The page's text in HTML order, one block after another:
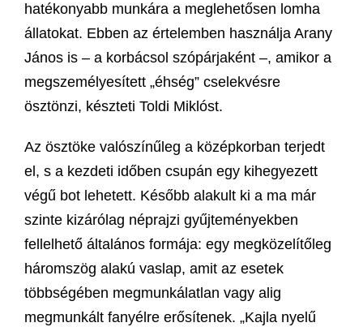
hatékonyabb munkára a meglehetősen lomha
állatokat. Ebben az értelemben használja Arany
János is – a korbácsol szópárjaként –, amikor a
megszemélyesített „éhség” cselekvésre
ösztönzi, készteti Toldi Miklóst.
Az ösztöke valószínűleg a középkorban terjedt
el, s a kezdeti időben csupán egy kihegyezett
végű bot lehetett. Később alakult ki a ma már
szinte kizárólag néprajzi gyűjteményekben
fellelhető általános formája: egy megközelítőleg
háromszög alakú vaslap, amit az esetek
többségében megmunkálatlan vagy alig
megmunkált fanyélre erősítenek. „Kajla nyelű